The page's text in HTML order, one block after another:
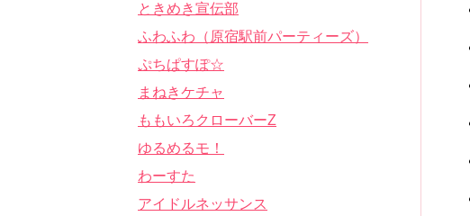
ときめき宣伝部
ふわふわ（原宿駅前パーティーズ）
ぷちぱすぽ☆
まねきケチャ
ももいろクローバーZ
ゆるめるモ！
わーすた
アイドルネッサンス